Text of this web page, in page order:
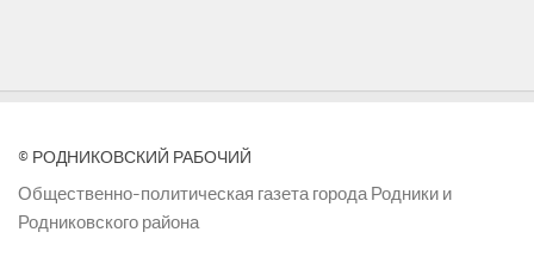
© РОДНИКОВСКИЙ РАБОЧИЙ
Общественно-политическая газета города Родники и
Родниковского района